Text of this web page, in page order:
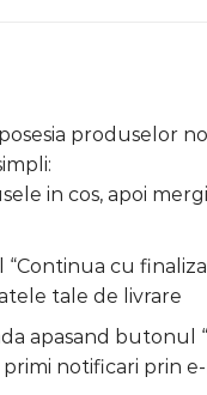
produselor
in cos, apoi
cu
tale de livrare
apasand butonul “
primi notificari prin